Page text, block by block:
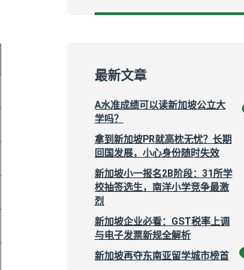
最新文章
A水准成绩可以读新加坡公立大
学吗？
拿到新加坡PR就高枕无忧？长期
回国发展，小心身份随时失效
新加坡小一报名2B阶段：31所学
校抽签选生，南洋小学竞争最激
烈
新加坡企业必看：GST税率上调
与电子发票新规全解析
新加坡再夺东南亚留学城市榜首